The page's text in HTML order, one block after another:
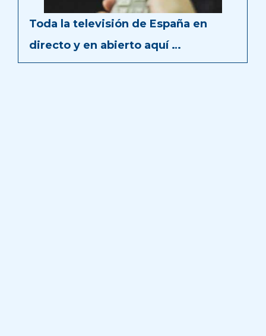
Toda la televisión de España en
directo y en abierto aquí …